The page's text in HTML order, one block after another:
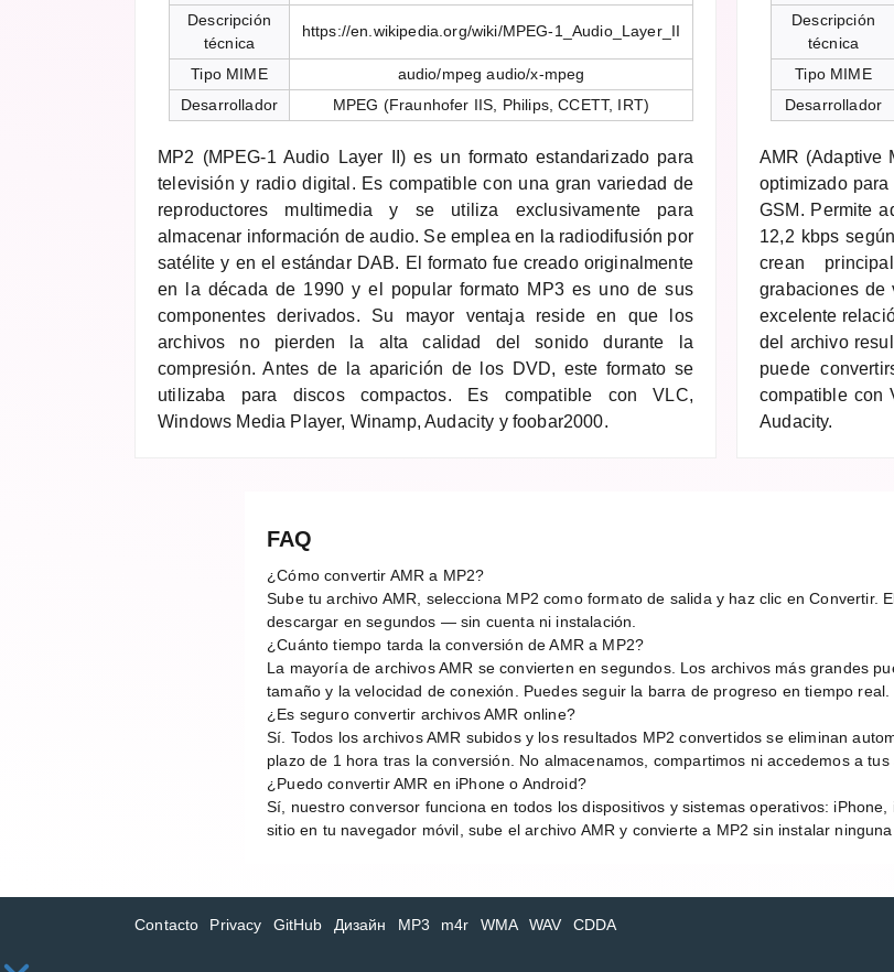
Descripción
técnica
https://en.wikipedia.org/wiki/MPEG-1_Audio_Layer_II
Tipo MIME
audio/mpeg audio/x-mpeg
Desarrollador
MPEG (Fraunhofer IIS, Philips, CCETT, IRT)
MP2 (MPEG-1 Audio Layer II) es un formato estandarizado para
televisión y radio digital. Es compatible con una gran variedad de
reproductores multimedia y se utiliza exclusivamente para
almacenar información de audio. Se emplea en la radiodifusión por
satélite y en el estándar DAB. El formato fue creado originalmente
en la década de 1990 y el popular formato MP3 es uno de sus
componentes derivados. Su mayor ventaja reside en que los
archivos no pierden la alta calidad del sonido durante la
compresión. Antes de la aparición de los DVD, este formato se
utilizaba para discos compactos. Es compatible con VLC,
Windows Media Player, Winamp, Audacity y foobar2000.
Descripción
técnica
Tipo MIME
Desarrollador
AMR (Adaptive
optimizado
GSM. Permite
12,2 kbps
crean
grabaciones de
excelente
del archivo
puede
compatible con
Audacity.
FAQ
¿Cómo convertir AMR a MP2?
Sube tu archivo AMR, selecciona MP2 como formato de salida y haz clic en Convertir.
descargar en segundos — sin cuenta ni instalación.
¿Cuánto tiempo tarda la conversión de AMR a MP2?
La mayoría de archivos AMR se convierten en segundos. Los archivos más grandes
tamaño y la velocidad de conexión. Puedes seguir la barra de progreso en tiempo real.
¿Es seguro convertir archivos AMR online?
Sí. Todos los archivos AMR subidos y los resultados MP2 convertidos se eliminan
plazo de 1 hora tras la conversión. No almacenamos, compartimos ni accedemos a tus
¿Puedo convertir AMR en iPhone o Android?
Sí, nuestro conversor funciona en todos los dispositivos y sistemas operativos:
sitio en tu navegador móvil, sube el archivo AMR y convierte a MP2 sin instalar
Contacto Privacy GitHub Дизайн MP3 m4r WMA WAV CDDA